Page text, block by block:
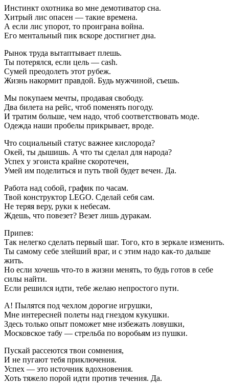
Инстинкт охотника во мне демотиватор сна.
Хитрый лис опасен — такие времена.
А если лис упорот, то проиграна война.
Его ментальный пик вскоре достигнет дна.
Рынок труда вытаптывает плешь.
Ты потерялся, если цель — cash.
Сумей преодолеть этот рубеж.
Жизнь накормит правдой. Будь мужчиной, съешь.
Мы покупаем мечты, продавая свободу.
Два билета на рейс, чтоб поменять погоду.
И тратим больше, чем надо, чтоб соответствовать моде.
Одежда наши пробелы прикрывает, вроде.
Что социальный статус важнее кислорода?
Окей, ты дышишь. А что ты сделал для народа?
Успех у эгоиста крайне скоротечен,
Умей им поделиться и путь твой будет вечен. Да.
Работа над собой, график по часам.
Твой конструктор LEGO. Сделай себя сам.
Не теряя веру, руки к небесам.
Ждешь, что повезет? Везет лишь дуракам.
Припев:
Так нелегко сделать первый шаг. Того, кто в зеркале изменить.
Ты самому себе злейший враг, и с этим надо как-то дальше
жить.
Но если хочешь что-то в жизни менять, то будь готов в себе
силы найти.
Если решился идти, тебе желаю непростого пути.
А! Пылятся под чехлом дорогие игрушки,
Мне интересней полеты над гнездом кукушки.
Здесь только опыт поможет мне избежать ловушки,
Московское табу — стрельба по воробьям из пушки.
Пускай рассеются твои сомнения,
И не пугают тебя приключения.
Успех — это источник вдохновения.
Хоть тяжело порой идти против течения. Да.